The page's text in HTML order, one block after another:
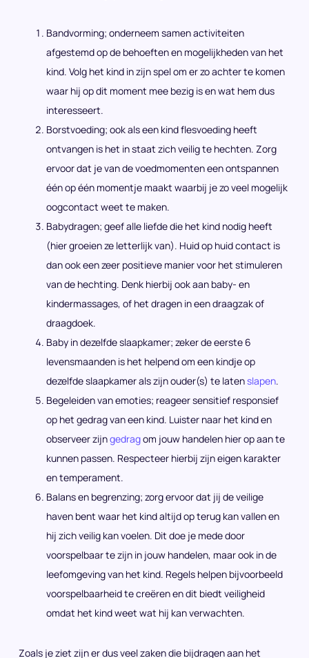
Bandvorming; onderneem samen activiteiten
afgestemd op de behoeften en mogelijkheden van het
kind. Volg het kind in zijn spel om er zo achter te komen
waar hij op dit moment mee bezig is en wat hem dus
interesseert.
Borstvoeding; ook als een kind flesvoeding heeft
ontvangen is het in staat zich veilig te hechten. Zorg
ervoor dat je van de voedmomenten een ontspannen
één op één momentje maakt waarbij je zo veel mogelijk
oogcontact weet te maken.
Babydragen; geef alle liefde die het kind nodig heeft
(hier groeien ze letterlijk van). Huid op huid contact is
dan ook een zeer positieve manier voor het stimuleren
van de hechting. Denk hierbij ook aan baby- en
kindermassages, of het dragen in een draagzak of
draagdoek.
Baby in dezelfde slaapkamer; zeker de eerste 6
levensmaanden is het helpend om een kindje op
dezelfde slaapkamer als zijn ouder(s) te latenslapen.
Begeleiden van emoties; reageer sensitief responsief
op het gedrag van een kind. Luister naar het kind en
observeer zijngedragom jouw handelen hier op aan te
kunnen passen. Respecteer hierbij zijn eigen karakter
en temperament.
Balans en begrenzing; zorg ervoor dat jij de veilige
haven bent waar het kind altijd op terug kan vallen en
hij zich veilig kan voelen. Dit doe je mede door
voorspelbaar te zijn in jouw handelen, maar ook in de
leefomgeving van het kind. Regels helpen bijvoorbeeld
voorspelbaarheid te creëren en dit biedt veiligheid
omdat het kind weet wat hij kan verwachten.
Zoals je ziet zijn er dus veel zaken die bijdragen aan het